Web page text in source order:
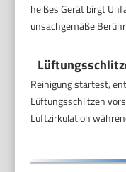
heißes Gerät birgt
unsachgemäße
Reinigung startest,
Lüftungsschlitzen
Luftzirkulation